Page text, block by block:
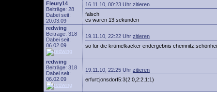
Fleury14
Beiträge: 28
Dabei seit:
20.03.09
16.11.10, 00:23 Uhr zitieren
falsch
es waren 13 sekunden
redwing
Beiträge: 318
Dabei seit:
06.02.09
19.11.10, 22:22 Uhr zitieren
so für die krümelkacker endergebnis
redwing
Beiträge: 318
Dabei seit:
06.02.09
19.11.10, 22:25 Uhr zitieren
erfurt:jonsdorf5:3(2:0,2:2,1:1)